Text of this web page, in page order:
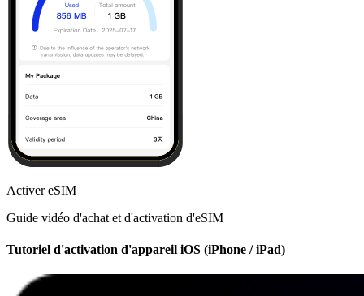
Activer eSIM
Guide vidéo d'achat et d'activation d'eSIM
Tutoriel d'activation d'appareil iOS (iPhone / iPad)